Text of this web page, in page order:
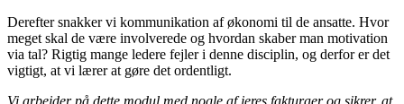
Derefter snakker vi kommunikation af økonomi til de ansatte. Hvor
meget skal de være involverede og hvordan skaber man motivation
via tal? Rigtig mange ledere fejler i denne disciplin, og derfor er det
vigtigt, at vi lærer at gøre det ordentligt.
Vi arbejder på dette modul med nogle af jeres fakturaer og sikrer, at